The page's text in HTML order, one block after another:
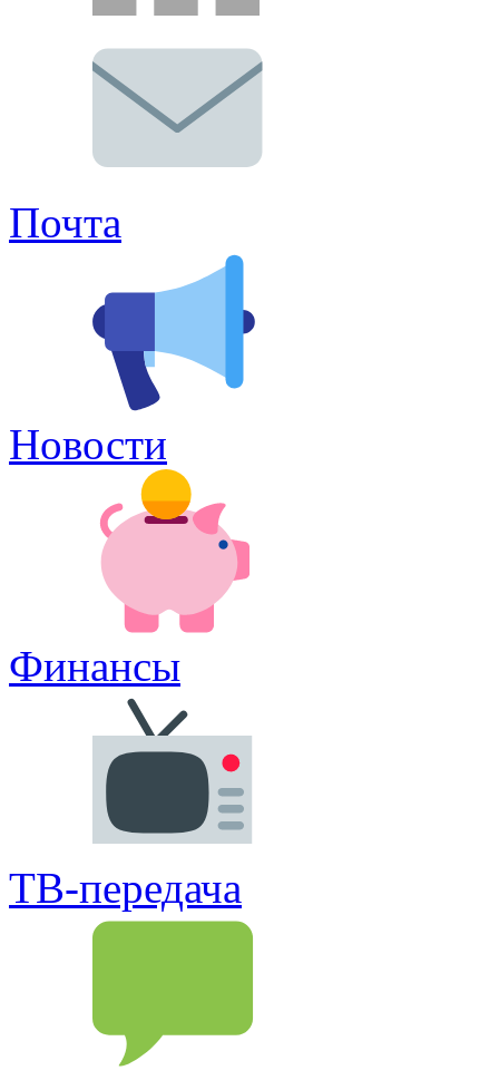
Почта
Новости
Финансы
ТВ-передача